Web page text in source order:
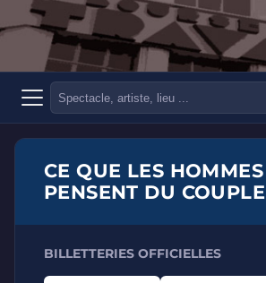
CE QUE LES HOMMES
PENSENT DU COUPLE
BILLETTERIES OFFICIELLES